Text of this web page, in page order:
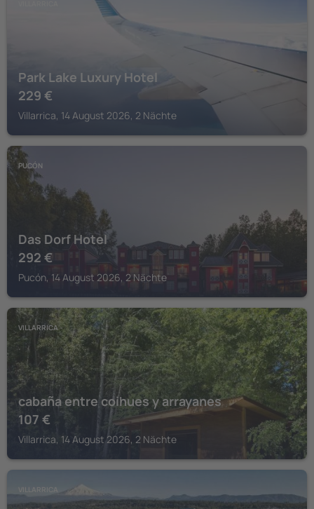
Park Lake Luxury Hotel
229 €
Villarrica, 14 August 2026, 2 Nächte
PUCÓN
Das Dorf Hotel
292 €
Pucón, 14 August 2026, 2 Nächte
VILLARRICA
cabaña entre coihues y arrayanes
107 €
Villarrica, 14 August 2026, 2 Nächte
VILLARRICA